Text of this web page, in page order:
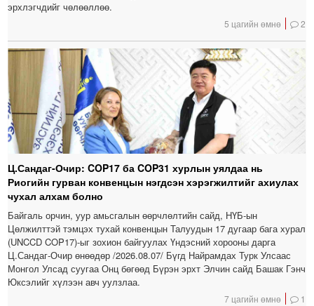
эрхлэгчдийг чөлөөллөө.
5 цагийн өмнө 2
Ц.Сандаг-Очир: COP17 ба COP31 хурлын уялдаа нь
Риогийн гурван конвенцын нэгдсэн хэрэгжилтийг ахиулах
чухал алхам болно
Байгаль орчин, уур амьсгалын өөрчлөлтийн сайд, НҮБ-ын
Цөлжилттэй тэмцэх тухай конвенцын Талуудын 17 дугаар бага хурал
(UNCCD COP17)-ыг зохион байгуулах Үндэсний хорооны дарга
Ц.Сандаг-Очир өнөөдөр /2026.08.07/ Бүгд Найрамдах Турк Улсаас
Монгол Улсад суугаа Онц бөгөөд Бүрэн эрхт Элчин сайд Башак Гэнч
Юксэлийг хүлээн авч уулзлаа.
7 цагийн өмнө 1